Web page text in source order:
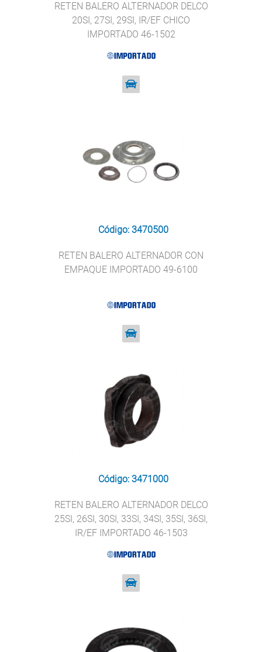
RETEN BALERO ALTERNADOR DELCO
20SI, 27SI, 29SI, IR/EF CHICO
IMPORTADO 46-1502
Código: 3470500
RETEN BALERO ALTERNADOR CON
EMPAQUE IMPORTADO 49-6100
Código: 3471000
RETEN BALERO ALTERNADOR DELCO
25SI, 26SI, 30SI, 33SI, 34SI, 35SI, 36SI,
IR/EF IMPORTADO 46-1503